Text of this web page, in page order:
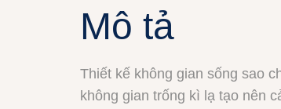
Mô tả
Thiết kế không gian sống sao
không gian trống kì lạ tạo nên